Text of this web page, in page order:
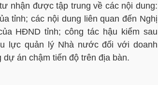
nhận được tập trung về các nội dung:
tỉnh; các nội dung liên quan đến Nghị
HĐND tỉnh; công tác hậu kiểm sau
lực quản lý Nhà nước đối với doanh
án chậm tiến độ trên địa bàn.